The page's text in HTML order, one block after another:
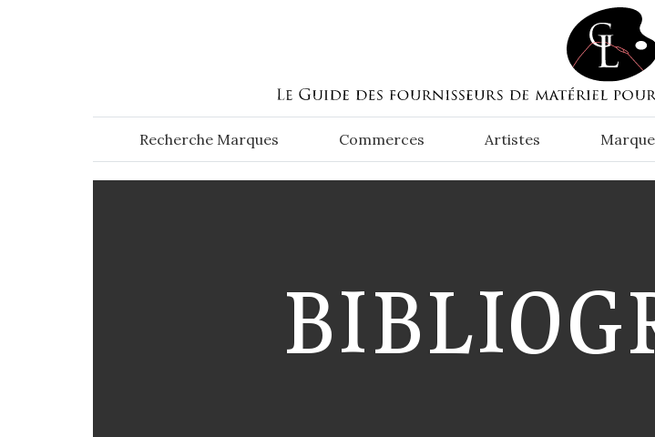
Recherche Marques Commerces Artistes